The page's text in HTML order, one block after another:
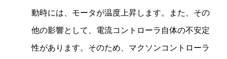
動時には、モータが温度上昇します。また、その
他の影響として、電流コントローラ自体の不安定
性があります。そのため、マクソンコントローラ